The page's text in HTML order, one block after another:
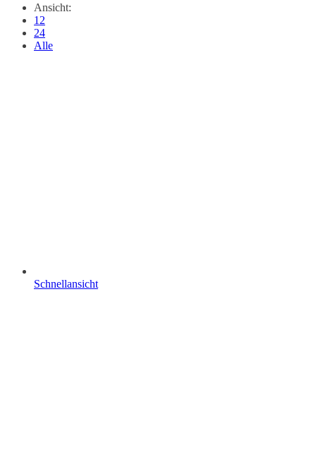
Ansicht:
12
24
Alle
Schnellansicht